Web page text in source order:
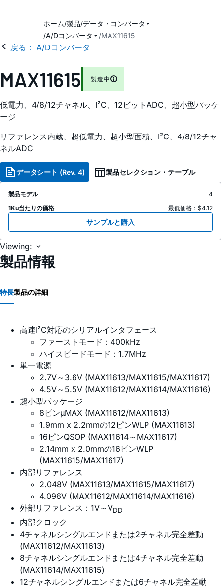
ホーム 製品 データ・コンバータ
A/Dコンバータ
MAX11615
戻る： A/Dコンバータ
MAX11615 製造中
低電力、4/8/12チャネル、I²C、12ビットADC、超小型パッケ
ージ
リファレンス内蔵、超低電力、超小型面積、I²C、4/8/12チャ
ネルADC
データシート (Rev. 4) 製品セレクション・テーブル
製品モデル
4
1Ku当たりの価格
最低価格：$4.12
サンプルと購入
Viewing:
製品情報
特長製品の詳細
高速I²C対応のシリアルインタフェース
ファーストモード：400kHz
ハイスピードモード：1.7MHz
単一電源
2.7V～3.6V (MAX11613/MAX11615/MAX11617)
4.5V～5.5V (MAX11612/MAX11614/MAX11616)
超小型パッケージ
8ピンµMAX (MAX11612/MAX11613)
1.9mm x 2.2mmの12ピンWLP (MAX11613)
16ピンQSOP (MAX11614～MAX11617)
2.14mm x 2.0mmの16ピンWLP
(MAX11615/MAX11617)
内部リファレンス
2.048V (MAX11613/MAX11615/MAX11617)
4.096V (MAX11612/MAX11614/MAX11616)
外部リファレンス：1V～VDD
内部クロック
4チャネルシングルエンドまたは2チャネル完全差動
(MAX11612/MAX11613)
8チャネルシングルエンドまたは4チャネル完全差動
(MAX11614/MAX11615)
12チャネルシングルエンドまたは6チャネル完全差動